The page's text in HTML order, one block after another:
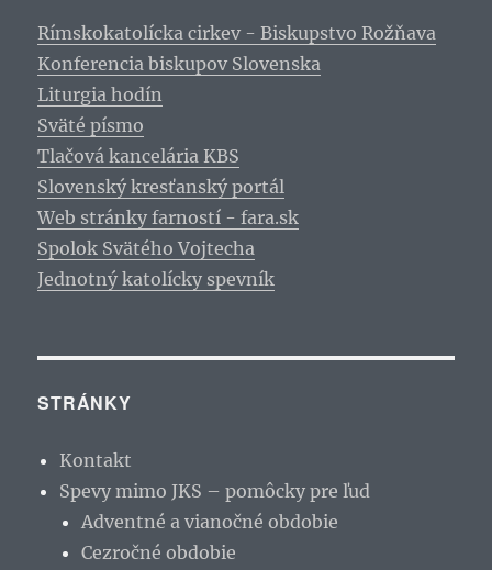
Rímskokatolícka cirkev - Biskupstvo Rožňava
Konferencia biskupov Slovenska
Liturgia hodín
Sväté písmo
Tlačová kancelária KBS
Slovenský kresťanský portál
Web stránky farností - fara.sk
Spolok Svätého Vojtecha
Jednotný katolícky spevník
STRÁNKY
Kontakt
Spevy mimo JKS – pomôcky pre ľud
Adventné a vianočné obdobie
Cezročné obdobie